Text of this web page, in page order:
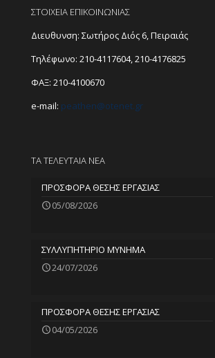
ΣΤΟΙΧΕΙΑ ΕΠΙΚΟΙΝΩΝΙΑΣ
Διευθυνση: Σωτήρος Διός 6, Πειραιάς
Τηλέφωνο: 210-4117604,210-4176825
ΦΑΞ: 210-4100670
e-mail: peathen@otenet.gr
ΤΑ ΤΕΛΕΥΤΑΙΑ ΝΕΑ
ΠΡΟΣΦΟΡΑ ΘΕΣΗΣ ΕΡΓΑΣΙΑΣ
05/08/2026
ΣΥΛΛΥΠΗΤΗΡΙΟ ΜΥΝΗΜΑ
24/07/2026
ΠΡΟΣΦΟΡΑ ΘΕΣΗΣ ΕΡΓΑΣΙΑΣ
04/05/2026